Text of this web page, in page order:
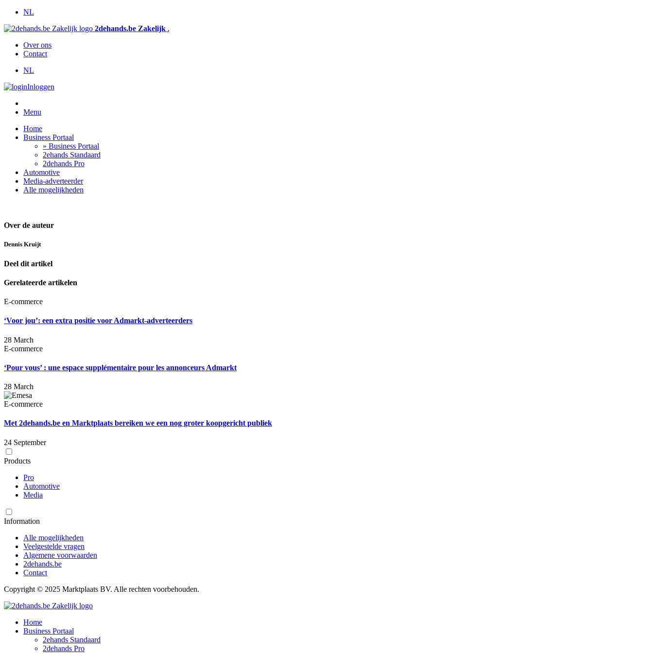
NL
2dehands.be Zakelijk .
Over ons
Contact
NL
Inloggen
Menu
Home
Business Portaal
» Business Portaal
2ehands Standaard
2dehands Pro
Automotive
Media-adverteerder
Alle mogelijkheden
Over de auteur
Dennis Kruijt
Deel dit artikel
Gerelateerde artikelen
E-commerce
‘Voor jou’: een extra positie voor Admarkt-adverteerders
28 March
E-commerce
‘Pour vous’ : une espace supplémentaire pour les annonceurs Admarkt
28 March
E-commerce
Met 2dehands.be en Marktplaats bereiken we een nog groter koopgericht publiek
24 September
Products
Pro
Automotive
Media
Information
Alle mogelijkheden
Veelgestelde vragen
Algemene voorwaarden
2dehands.be
Contact
Copyright © 2025 Marktplaats BV. Alle rechten voorbehouden.
Home
Business Portaal
2ehands Standaard
2dehands Pro